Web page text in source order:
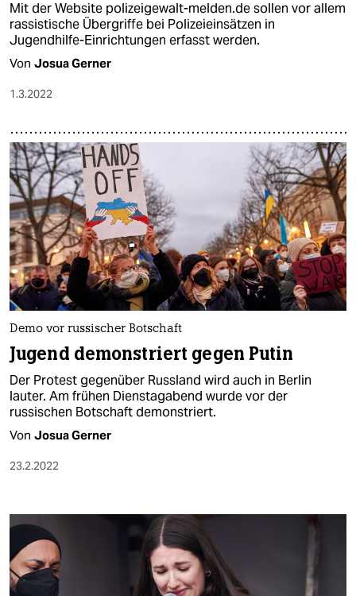
Mit der Website polizeigewalt-melden.de sollen vor allem
rassistische Übergriffe bei Polizeieinsätzen in
Jugendhilfe-Einrichtungen erfasst werden.
Von Josua Gerner
1.3.2022
Demo vor russischer Botschaft
Jugend demonstriert gegen Putin
Der Protest gegenüber Russland wird auch in Berlin
lauter. Am frühen Dienstagabend wurde vor der
russischen Botschaft demonstriert.
Von Josua Gerner
23.2.2022